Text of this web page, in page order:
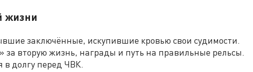
жизни
заключённые, искупившие кровью свои судимости.
за вторую жизнь, награды и путь на правильные рельсы.
в долгу перед ЧВК.